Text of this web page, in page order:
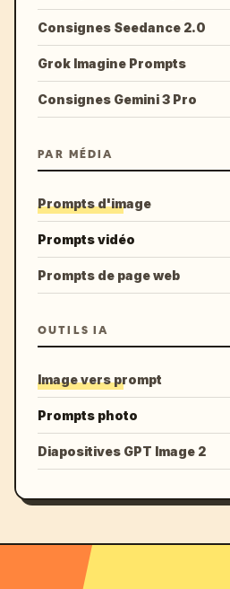
Consignes Seedance 2.0
Grok Imagine Prompts
Consignes Gemini 3 Pro
PAR MÉDIA
Prompts d'image
Prompts vidéo
Prompts de page web
OUTILS IA
Image vers prompt
Prompts photo
Diapositives GPT Image 2